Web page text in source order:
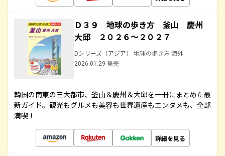
Ｄ３９ 地球の歩き方 釜山 慶州
大邱 ２０２６～２０２７
Dシリーズ（アジア） 地球の歩き方 海外
2026.01.29 発売
韓国の南東の三大都市、釜山＆慶州＆大邱を一冊にまとめた最
新ガイド。観光もグルメも美容も世界遺産もエンタメも、全部
満喫！
詳細を見る